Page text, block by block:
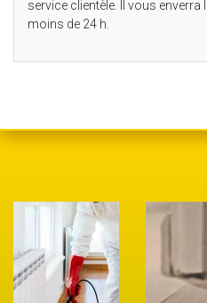
service clientèle. Il vous
moins de 24 h.